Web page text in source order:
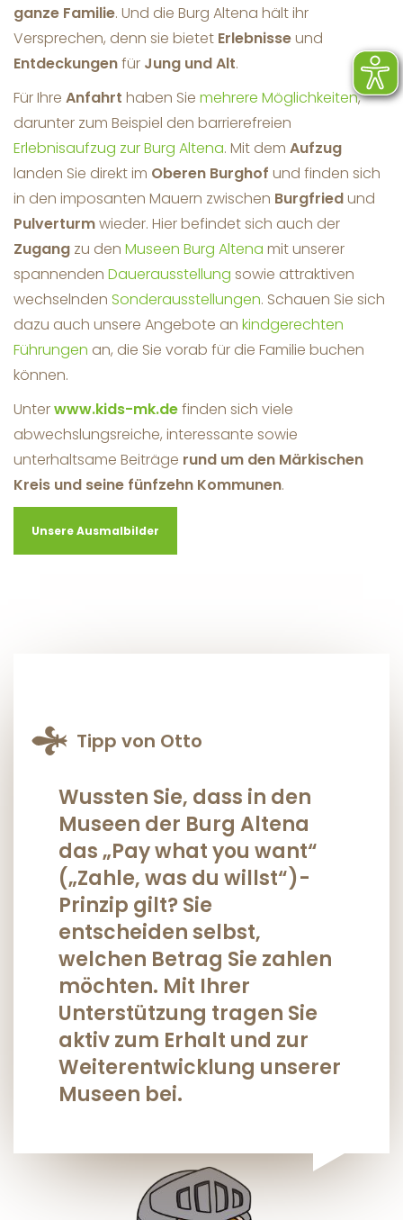
ganze Familie. Und die Burg Altena hält ihr
Versprechen, denn sie bietet Erlebnisseund
Entdeckungenfür Jung und Alt.
Für Ihre Anfahrt haben Sie mehrere Möglichkeiten,
darunter zum Beispiel den barrierefreien
Erlebnisaufzug zur Burg Altena. Mit dem Aufzug
landen Sie direkt im Oberen Burghof und finden sich
in den imposanten Mauern zwischen Burgfriedund
Pulverturmwieder. Hier befindet sich auch der
Zugang zu den Museen Burg Altena mit unserer
spannenden Dauerausstellung sowie attraktiven
wechselnden Sonderausstellungen. Schauen Sie sich
dazu auch unsere Angebote an kindgerechten
Führungen an, die Sie vorab für die Familie buchen
können.
Unterwww.kids-mk.definden sich viele
abwechslungsreiche, interessante sowie
unterhaltsame Beiträge rund um den Märkischen
Kreis und seine fünfzehn Kommunen.
Unsere Ausmalbilder
Tipp von Otto
Wussten Sie, dass in den
Museen der Burg Altena
das „Pay what you want“
(„Zahle, was du willst“)-
Prinzip gilt? Sie
entscheiden selbst,
welchen Betrag Sie zahlen
möchten. Mit Ihrer
Unterstützung tragen Sie
aktiv zum Erhalt und zur
Weiterentwicklung unserer
Museen bei.